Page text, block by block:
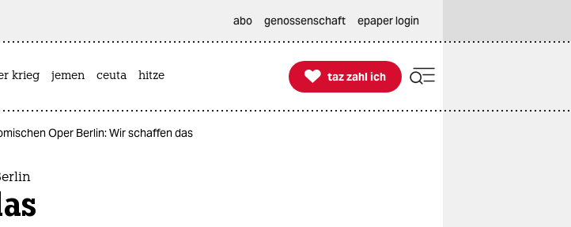
abo genossenschaft epaper login
krieg jemen ceuta hitze 
taz zahl ich
taz zahl ich
Oper Berlin: Wir schaffen das